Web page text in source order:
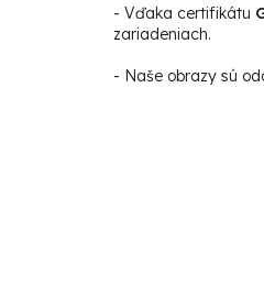
- Vďaka certifikátu
zariadeniach.
- Naše obrazy sú